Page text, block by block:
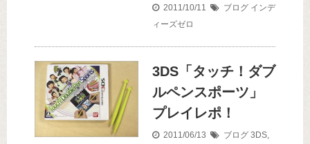
2011/10/11 ブログ インデ
ィーズゼロ
3DS「タッチ！ダブ
ルペンスポーツ」
プレイレポ！
2011/06/13 ブログ 3DS,